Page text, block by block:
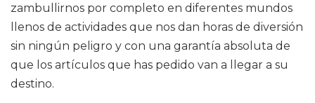
zambullirnos por completo en diferentes mundos
llenos de actividades que nos dan horas de diversión
sin ningún peligro y con una garantía absoluta de
que los artículos que has pedido van a llegar a su
destino.